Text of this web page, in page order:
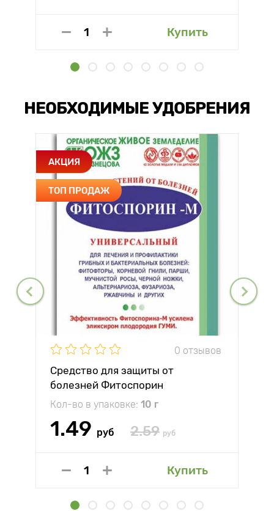
Купить
НЕОБХОДИМЫЕ УДОБРЕНИЯ
АКЦИЯ
ТОП ПРОДАЖ
0 отзывов
Средство для защиты от
болезней Фитоспорин
Кол-во в упаковке: 10 г
1.49 руб 2.59 руб
Купить